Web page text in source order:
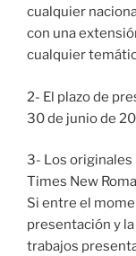
cualquier
con una
cualquier
2- El plazo de
30 de junio de
3- Los originales
Times New
Si entre el
presentación y
trabajos